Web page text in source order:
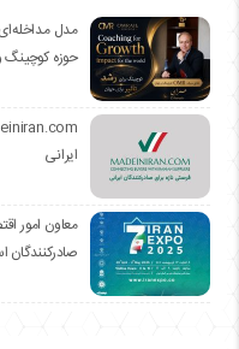
حوزه
ایرانی
معاون امور
صادرکنندگان